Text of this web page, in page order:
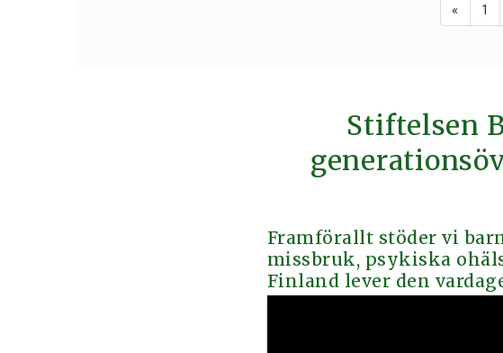
« 1
Stiftelsen
Framförallt stöder vi
missbruk, psykiska
Finland lever den